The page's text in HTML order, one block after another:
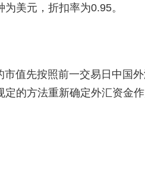
美元，折扣率为0.95。
市值先按照前一交易日中国
的方法重新确定外汇资金